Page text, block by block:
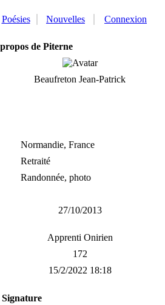
Poésies Nouvelles Connexion
de Piterne
Beaufreton Jean-Patrick
Normandie, France
Retraité
Randonnée, photo
27/10/2013
Apprenti Onirien
172
15/2/2022 18:18
Signature